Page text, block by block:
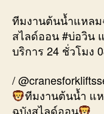
ทีมงานต้นน้ำแหลม
สไลด์ออน #บ่อวิน
บริการ 24 ชั่วโมง
/
ทีมงานต้นน้ำ แ
ฉบังสไลด์ออน